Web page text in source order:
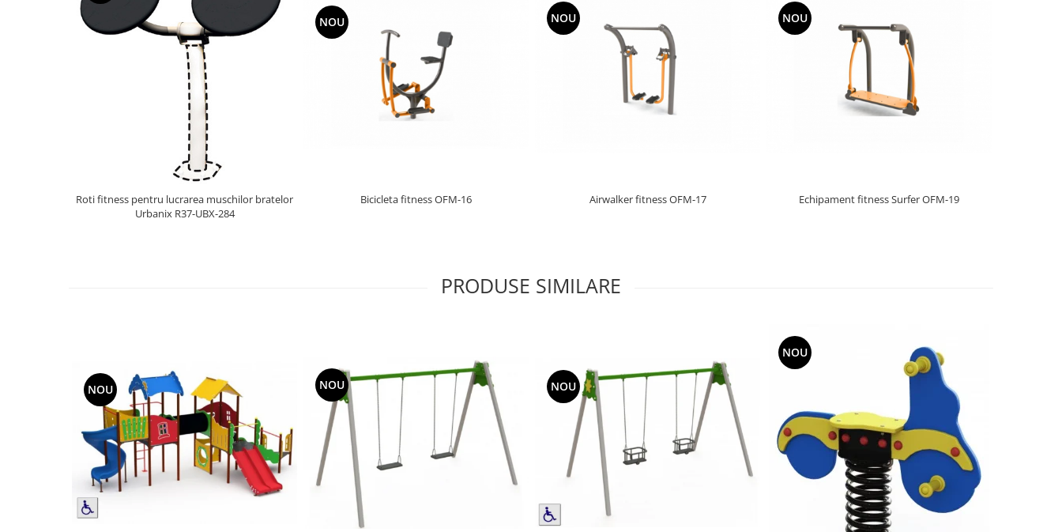
Roti fitness pentru lucrarea muschilor bratelor
Urbanix R37-UBX-284
NOU
Bicicleta fitness OFM-16
NOU
Airwalker fitness OFM-17
NOU
Echipament fitness Surfer OFM-19
PRODUSE SIMILARE
NOU NOU NOU
NOU